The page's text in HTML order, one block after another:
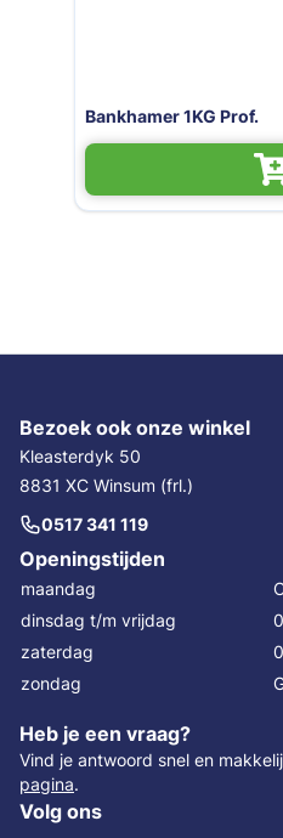
1KG Prof.
Bezoek ook onze winkel
Kleasterdyk 50
8831 XC Winsum (frl.)
0517 341 119
Openingstijden
maandag
dinsdag t/m vrijdag
zaterdag
zondag
Heb je een vraag?
Vind je antwoord snel en
pagina.
Volg ons